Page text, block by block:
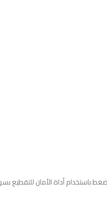
باستخدام أداة الأمان للتقطيع